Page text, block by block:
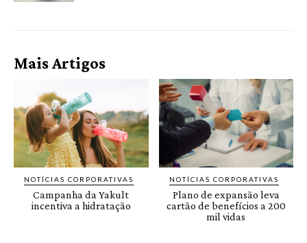
Mais Artigos
NOTÍCIAS CORPORATIVAS
Campanha da Yakult
incentiva a hidratação
NOTÍCIAS CORPORATIVAS
Plano de expansão leva
cartão de benefícios a 200
mil vidas